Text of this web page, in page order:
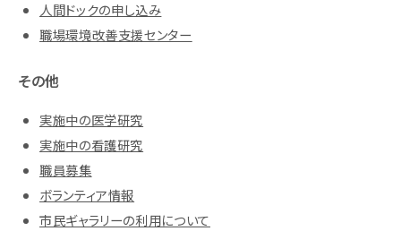
人間ドックの申し込み
職場環境改善支援センター
その他
実施中の医学研究
実施中の看護研究
職員募集
ボランティア情報
市民ギャラリーの利用について